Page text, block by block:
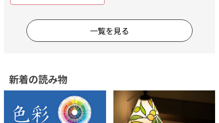
一覧を見る
新着の読み物